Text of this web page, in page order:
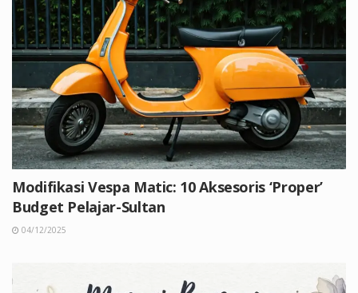
Modifikasi Vespa Matic: 10 Aksesoris ‘Proper’
Budget Pelajar-Sultan
04/12/2025